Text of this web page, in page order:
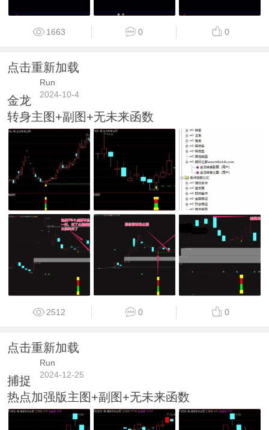
1663 0 0
点击重新加载
Run
2024-10-4
金龙
转身主图+副图+无未来函数
2512 0 0
点击重新加载
Run
2024-12-25
捕捉
热点加强版主图+副图+无未来函数